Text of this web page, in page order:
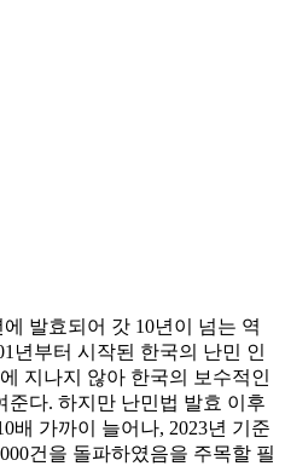
발효되어 갓 10년이 넘는 역
년부터 시작된 한국의 난민 인
지나지 않아 한국의 보수적인
준다. 하지만 난민법 발효 이후
배 가까이 늘어나, 2023년 기준
건을 돌파하였음을 주목할 필